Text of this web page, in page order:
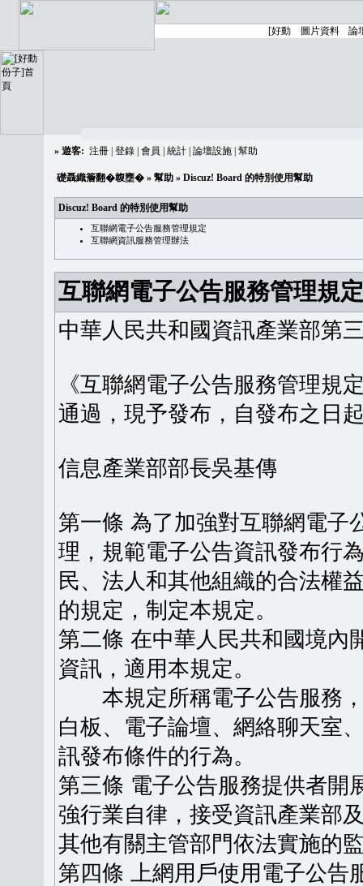
» 遊客: 注冊 登錄 會員 統計 論壇設施 幫助
礎聶織簷翻�䪖壅� » 幫助 » Discuz! Board 的特別使用幫助
Discuz! Board 的特別使用幫助
互聯網電子公告服務管理規定
互聯網資訊服務管理辦法
互聯網電子公告服務管理規定
中華人民共和國資訊產業部第
《互聯網電子公告服務管理規
通過，現予發布，自發布之日
信息產業部部長吳基傳
第一條 為了加強對互聯網電子
理，規範電子公告資訊發布行
民、法人和其他組織的合法權
的規定，制定本規定。
第二條 在中華人民共和國境內
資訊，適用本規定。
本規定所稱電子公告服務，
白板、電子論壇、網絡聊天室
訊發布條件的行為。
第三條 電子公告服務提供者開
強行業自律，接受資訊產業部
其他有關主管部門依法實施的
第四條 上網用戶使用電子公告